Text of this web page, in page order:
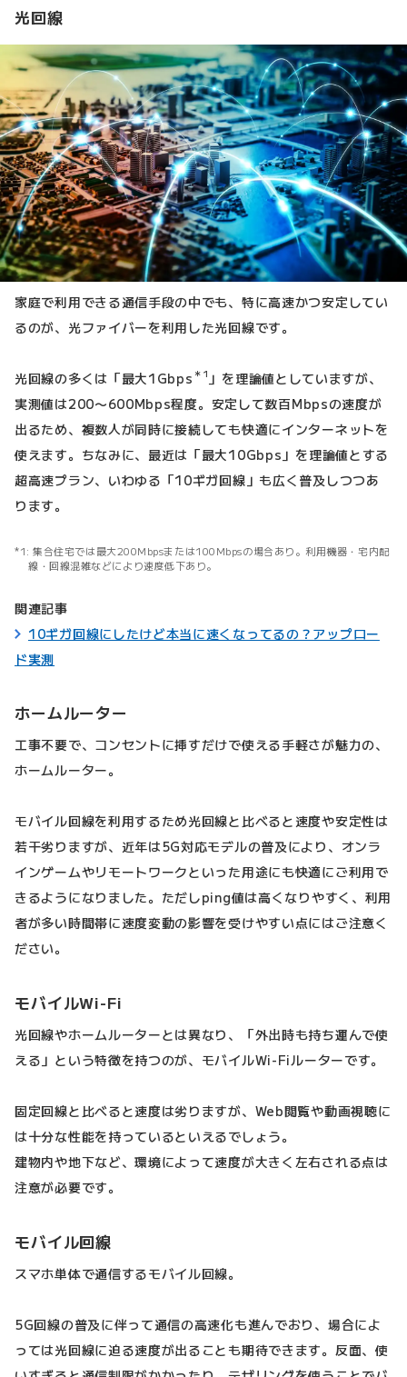
光回線
家庭で利用できる通信手段の中でも、特に高速かつ安定してい
るのが、光ファイバーを利用した光回線です。
光回線の多くは「最大1Gbps ＊1 」を理論値としていますが、
実測値は200〜600Mbps程度。安定して数百Mbpsの速度が
出るため、複数人が同時に接続しても快適にインターネットを
使えます。ちなみに、最近は「最大10Gbps」を理論値とする
超高速プラン、いわゆる「10ギガ回線」も広く普及しつつあ
ります。
集合住宅では最大200Mbpsまたは100Mbpsの場合あり。利用機器・宅内配
線・回線混雑などにより速度低下あり。
関連記事
10ギガ回線にしたけど本当に速くなってるの？アップロー
ド実測
ホームルーター
工事不要で、コンセントに挿すだけで使える手軽さが魅力の、
ホームルーター。
モバイル回線を利用するため光回線と比べると速度や安定性は
若干劣りますが、近年は5G対応モデルの普及により、オンラ
インゲームやリモートワークといった用途にも快適にご利用で
きるようになりました。ただしping値は高くなりやすく、利用
者が多い時間帯に速度変動の影響を受けやすい点にはご注意く
ださい。
モバイルWi-Fi
光回線やホームルーターとは異なり、「外出時も持ち運んで使
える」という特徴を持つのが、モバイルWi-Fiルーターです。
固定回線と比べると速度は劣りますが、Web閲覧や動画視聴に
は十分な性能を持っているといえるでしょう。
建物内や地下など、環境によって速度が大きく左右される点は
注意が必要です。
モバイル回線
スマホ単体で通信するモバイル回線。
5G回線の普及に伴って通信の高速化も進んでおり、場合によ
っては光回線に迫る速度が出ることも期待できます。反面、使